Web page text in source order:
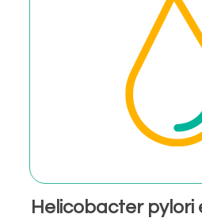
Helicobacter pylori